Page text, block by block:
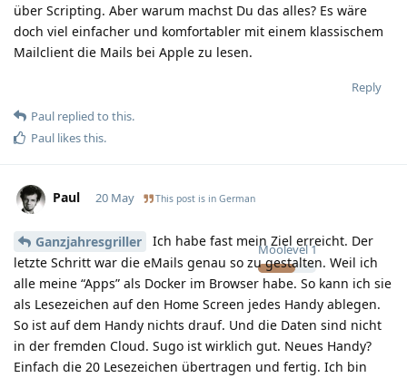
über Scripting. Aber warum machst Du das alles? Es wäre
doch viel einfacher und komfortabler mit einem klassischem
Mailclient die Mails bei Apple zu lesen.
Reply
Paul replied to this.
Paul likes this.
Paul
Moolevel1
20 May This post is in German
Ganzjahresgriller
Ich habe fast mein Ziel erreicht. Der
letzte Schritt war die eMails genau so zu gestalten. Weil ich
alle meine “Apps” als Docker im Browser habe. So kann ich sie
als Lesezeichen auf den Home Screen jedes Handy ablegen.
So ist auf dem Handy nichts drauf. Und die Daten sind nicht
in der fremden Cloud. Sugo ist wirklich gut. Neues Handy?
Einfach die 20 Lesezeichen übertragen und fertig. Ich bin